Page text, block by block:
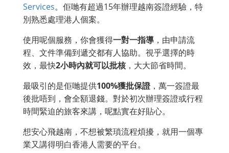
Services。佢哋有超過15年辦理越南簽證經驗，特
別熟悉處理港人個案。
使用呢個服務，你會獲得一對一指導 ，由申請流
程、文件準備到遞交都有人協助。視乎選擇的時
效，最快2小時內就可以批核，大大節省時間。
最吸引的是佢哋提供100%獲批保證，萬一簽證最
後批唔到，會全額退錢。對於初次辦理簽證或行程
時間緊迫的旅客來講，呢點實在好貼心。
想安心飛越南，不想被繁瑣流程煩擾，就用一個專
業又講得明白香港人需要的平台。